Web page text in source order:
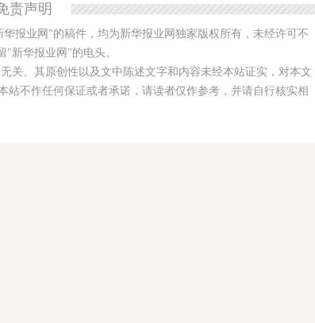
责声明
报业网"的稿件，均为新华报业网独家版权所有，未经许可不
新华报业网"的电头。
关。其原创性以及文中陈述文字和内容未经本站证实，对本文
不作任何保证或者承诺，请读者仅作参考，并请自行核实相